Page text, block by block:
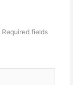
Required fields